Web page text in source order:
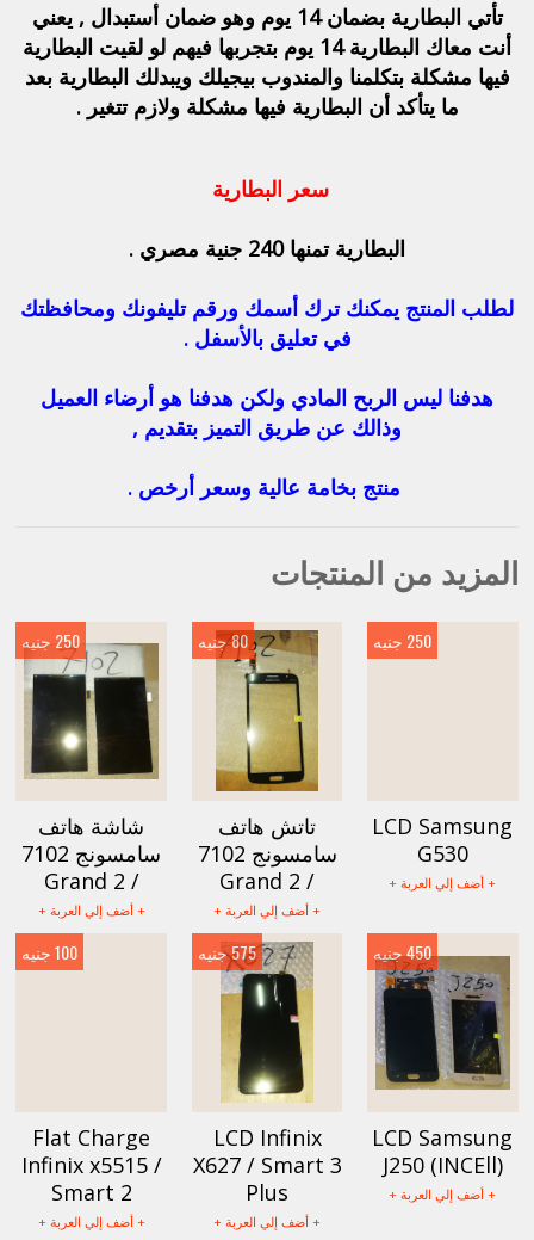
تأتي البطارية بضمان 14 يوم وهو ضمان أستبدال , يعني
أنت معاك البطارية 14 يوم بتجربها فيهم لو لقيت البطارية
فيها مشكلة بتكلمنا والمندوب بيجيلك ويبدلك البطارية بعد
ما يتأكد أن البطارية فيها مشكلة ولازم تتغير .
سعر البطارية
البطارية تمنها 240 جنية مصري .
لطلب المنتج يمكنك ترك أسمك ورقم تليفونك ومحافظتك
في تعليق بالأسفل .
هدفنا ليس الربح المادي ولكن هدفنا هو أرضاء العميل
وذالك عن طريق التميز بتقديم ,
منتج بخامة عالية وسعر أرخص .
المزيد من المنتجات
LCD Samsung
G530
+ أضف إلي العربة +
250 جنيه
تاتش هاتف
سامسونج 7102
/ Grand 2
+ أضف إلي العربة +
80 جنيه
شاشة هاتف
سامسونج 7102
/ Grand 2
+ أضف إلي العربة +
250 جنيه
LCD Samsung
J250 (INCEll)
+ أضف إلي العربة +
450 جنيه
LCD Infinix
X627 / Smart 3
Plus
+ أضف إلي العربة +
575 جنيه
Flat Charge
Infinix x5515 /
Smart 2
+ أضف إلي العربة +
100 جنيه